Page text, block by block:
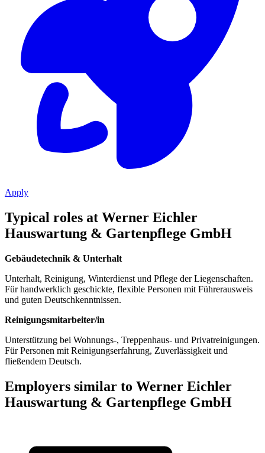
Apply
Typical roles at Werner Eichler
Hauswartung & Gartenpflege GmbH
Gebäudetechnik & Unterhalt
Unterhalt, Reinigung, Winterdienst und Pflege der Liegenschaften.
Für handwerklich geschickte, flexible Personen mit Führerausweis
und guten Deutschkenntnissen.
Reinigungsmitarbeiter/in
Unterstützung bei Wohnungs-, Treppenhaus- und Privatreinigungen.
Für Personen mit Reinigungserfahrung, Zuverlässigkeit und
fließendem Deutsch.
Employers similar to Werner Eichler
Hauswartung & Gartenpflege GmbH